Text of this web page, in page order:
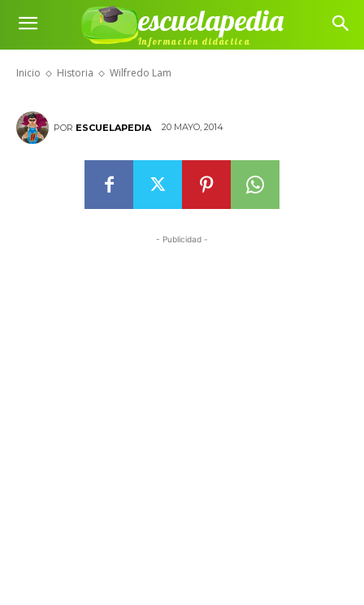
escuelapedia
Información didáctica
Inicio Historia Wilfredo Lam
Wilfredo Lam
POR ESCUELAPEDIA 20 MAYO, 2014
- Publicidad -